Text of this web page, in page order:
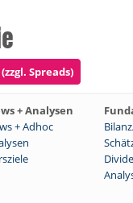
Spreads)
+ Analysen
+ Adhoc